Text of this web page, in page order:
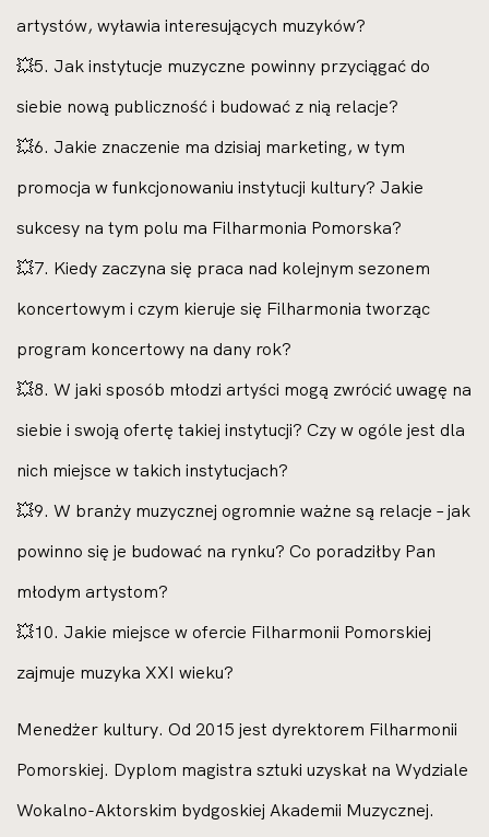
artystów, wyławia interesujących muzyków?
💥5. Jak instytucje muzyczne powinny przyciągać do
siebie nową publiczność i budować z nią relacje?
💥6. Jakie znaczenie ma dzisiaj marketing, w tym
promocja w funkcjonowaniu instytucji kultury? Jakie
sukcesy na tym polu ma Filharmonia Pomorska?
💥7. Kiedy zaczyna się praca nad kolejnym sezonem
koncertowym i czym kieruje się Filharmonia tworząc
program koncertowy na dany rok?
💥8. W jaki sposób młodzi artyści mogą zwrócić uwagę na
siebie i swoją ofertę takiej instytucji? Czy w ogóle jest dla
nich miejsce w takich instytucjach?
💥9. W branży muzycznej ogromnie ważne są relacje – jak
powinno się je budować na rynku? Co poradziłby Pan
młodym artystom?
💥10. Jakie miejsce w ofercie Filharmonii Pomorskiej
zajmuje muzyka XXI wieku?
Menedżer kultury. Od 2015 jest dyrektorem Filharmonii
Pomorskiej. Dyplom magistra sztuki uzyskał na Wydziale
Wokalno-Aktorskim bydgoskiej Akademii Muzycznej.